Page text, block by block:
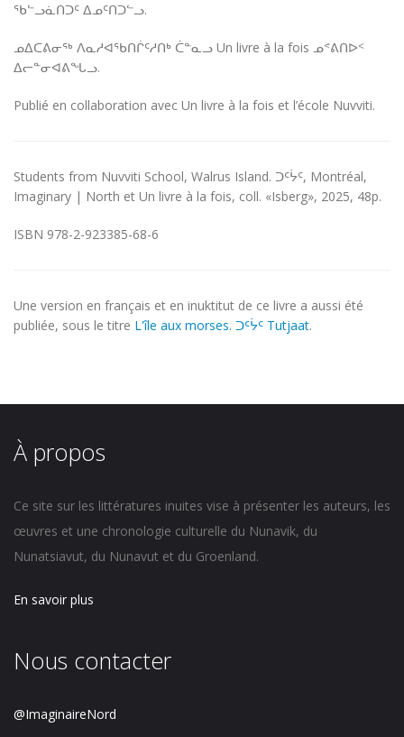
ᖃᓪᓗᓈᑎᑐᑦ ᐃᓄᑦᑎᑐᓪᓗ.
ᓄᐃᑕᕕᓂᖅ ᐱᓇᓱᐊᖃᑎᒌᑦᓱᑎᒃ ᑖᓐᓇᓗ Un livre à la fois ᓄᕝᕕᑎᐅᑉ
ᐃᓕᓐᓂᐊᕕᖓᓗ.
Publié en collaboration avec Un livre à la fois et l’école Nuvviti.
Students from Nuvviti School, Walrus Island. ᑐᑦᔮᑦ, Montréal,
Imaginary | North et Un livre à la fois, coll. «Isberg», 2025, 48p.
ISBN 978-2-923385-68-6
Une version en français et en inuktitut de ce livre a aussi été
publiée, sous le titre L'île aux morses. ᑐᑦᔮᑦ Tutjaat.
À propos
Ce site sur les littératures inuites vise à présenter les auteurs, les
œuvres et une chronologie culturelle du Nunavik, du
Nunatsiavut, du Nunavut et du Groenland.
En savoir plus
Nous contacter
@ImaginaireNord